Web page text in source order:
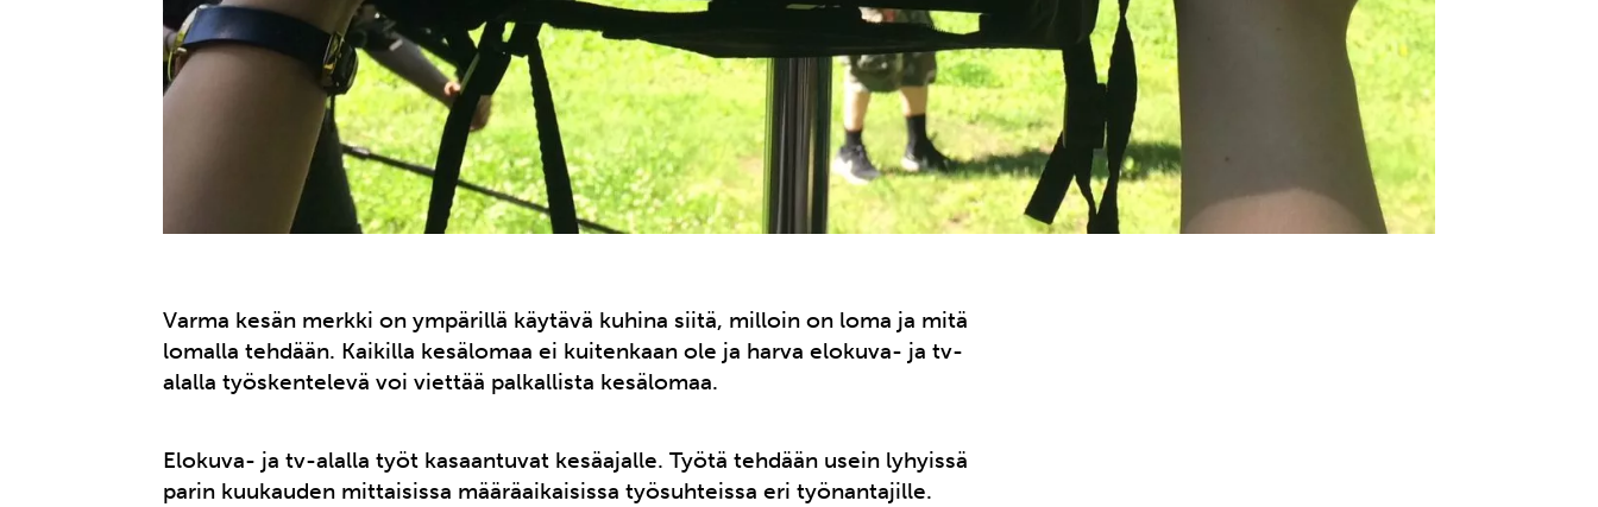
Varma kesän merkki on ympärillä käytävä kuhina siitä, milloin on loma ja mitä
lomalla tehdään. Kaikilla kesälomaa ei kuitenkaan ole ja harva elokuva- ja tv-
alalla työskentelevä voi viettää palkallista kesälomaa.
Elokuva- ja tv-alalla työt kasaantuvat kesäajalle. Työtä tehdään usein lyhyissä
parin kuukauden mittaisissa määräaikaisissa työsuhteissa eri työnantajille.